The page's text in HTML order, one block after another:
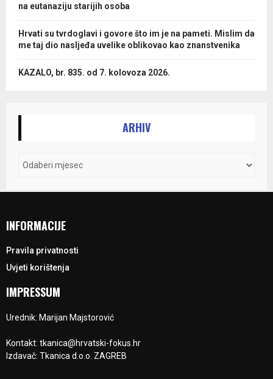
na eutanaziju starijih osoba
Hrvati su tvrdoglavi i govore što im je na pameti. Mislim da
me taj dio nasljeđa uvelike oblikovao kao znanstvenika
KAZALO, br. 835. od 7. kolovoza 2026.
ARHIV
INFORMACIJE
Pravila privatnosti
Uvjeti korištenja
IMPRESSUM
Urednik: Marijan Majstorović
Kontakt: tkanica@hrvatski-fokus.hr
Izdavač: Tkanica d.o.o. ZAGREB